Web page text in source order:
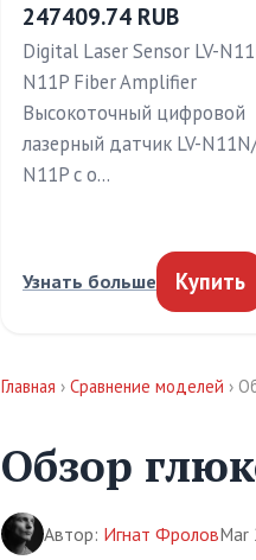
247409.74 RUB
Digital Laser Sensor LV-
N11P Fiber Amplifier
Высокоточный цифровой
лазерный датчик LV-
N11P с о…
Узнать больше Купить
Главная › Сравнение моделей ›
Обзор
Автор: Игнат ФроловMar